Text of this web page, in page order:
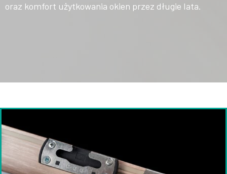
oraz komfort użytkowania okien przez długie lata.